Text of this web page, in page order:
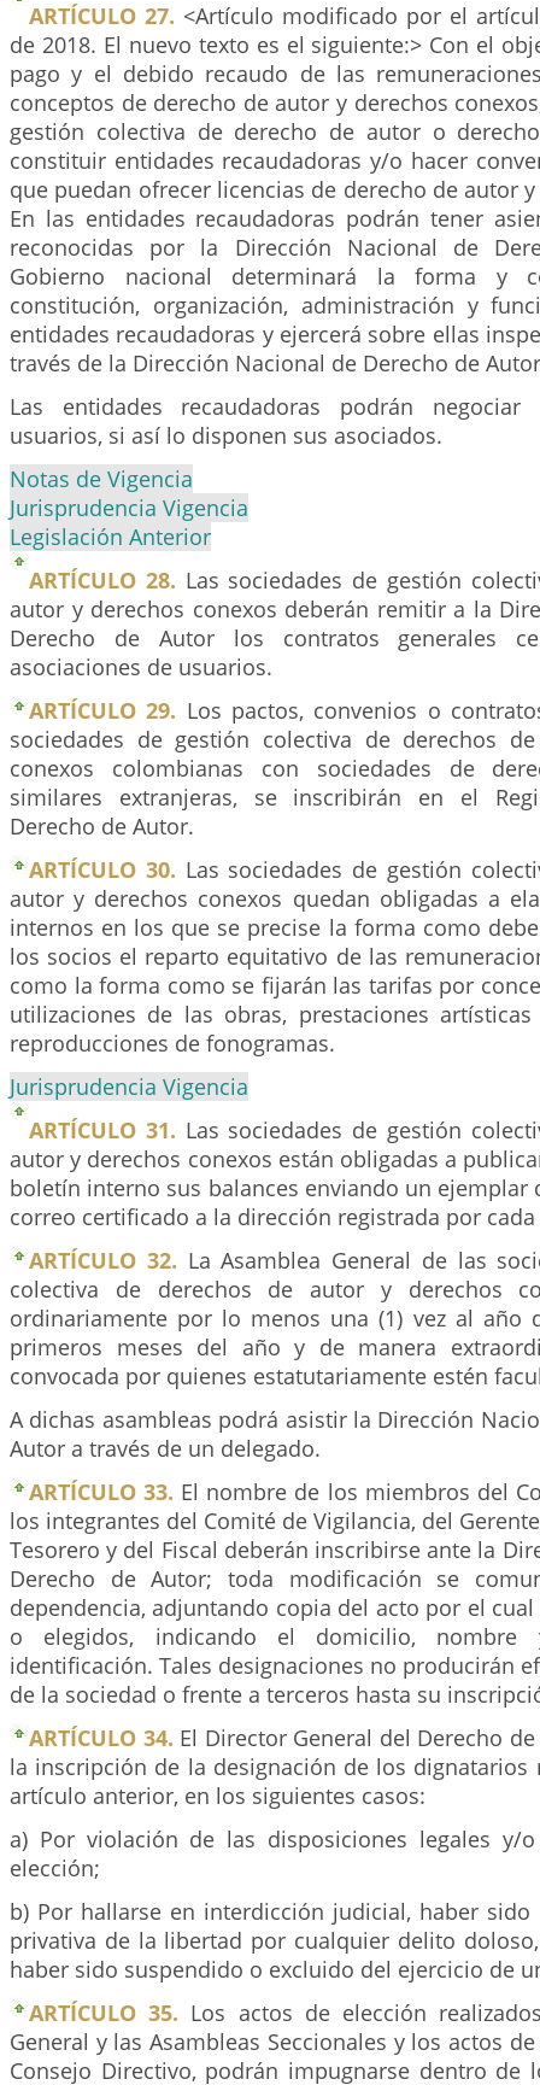
ARTÍCULO 27. <Artículo modificado por el
de 2018. El nuevo texto es el siguiente:> Con el
pago y el debido recaudo de las
conceptos de derecho de autor y derechos
gestión colectiva de derecho de autor o
constituir entidades recaudadoras y/o hacer
que puedan ofrecer licencias de derecho de autor
En las entidades recaudadoras podrán tener
reconocidas por la Dirección Nacional de
Gobierno nacional determinará la forma y
constitución, organización, administración y
entidades recaudadoras y ejercerá sobre ellas
través de la Dirección Nacional de Derecho de
Las entidades recaudadoras podrán
usuarios, si así lo disponen sus asociados.
Notas de Vigencia
Jurisprudencia Vigencia
Legislación Anterior
ARTÍCULO 28. Las sociedades de gestión
autor y derechos conexos deberán remitir a la
Derecho de Autor los contratos generales
asociaciones de usuarios.
ARTÍCULO 29. Los pactos, convenios o
sociedades de gestión colectiva de derechos
conexos colombianas con sociedades de
similares extranjeras, se inscribirán en el
Derecho de Autor.
ARTÍCULO 30. Las sociedades de gestión
autor y derechos conexos quedan obligadas a
internos en los que se precise la forma como
los socios el reparto equitativo de las
como la forma como se fijarán las tarifas por
utilizaciones de las obras, prestaciones
reproducciones de fonogramas.
Jurisprudencia Vigencia
ARTÍCULO 31. Las sociedades de gestión
autor y derechos conexos están obligadas a
boletín interno sus balances enviando un ejemplar
correo certificado a la dirección registrada por
ARTÍCULO 32. La Asamblea General de las
colectiva de derechos de autor y derechos
ordinariamente por lo menos una (1) vez al año
primeros meses del año y de manera
convocada por quienes estatutariamente estén
A dichas asambleas podrá asistir la Dirección
Autor a través de un delegado.
ARTÍCULO 33. El nombre de los miembros del
los integrantes del Comité de Vigilancia, del
Tesorero y del Fiscal deberán inscribirse ante la
Derecho de Autor; toda modificación se
dependencia, adjuntando copia del acto por el
o elegidos, indicando el domicilio, nombre
identificación. Tales designaciones no producirán
de la sociedad o frente a terceros hasta su
ARTÍCULO 34. El Director General del Derecho
la inscripción de la designación de los dignatarios
artículo anterior, en los siguientes casos:
a) Por violación de las disposiciones legales y/
elección;
b) Por hallarse en interdicción judicial, haber sido
privativa de la libertad por cualquier delito
haber sido suspendido o excluido del ejercicio de
ARTÍCULO 35. Los actos de elección
General y las Asambleas Seccionales y los actos
Consejo Directivo, podrán impugnarse dentro de